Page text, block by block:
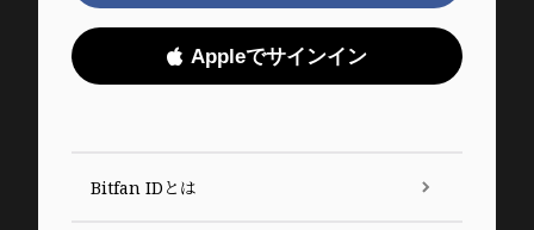
Appleでサインイン
Bitfan IDとは